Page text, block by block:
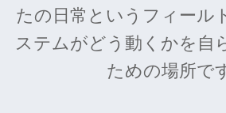
たの日常というフィール
ステムがどう動くかを自
ための場所で